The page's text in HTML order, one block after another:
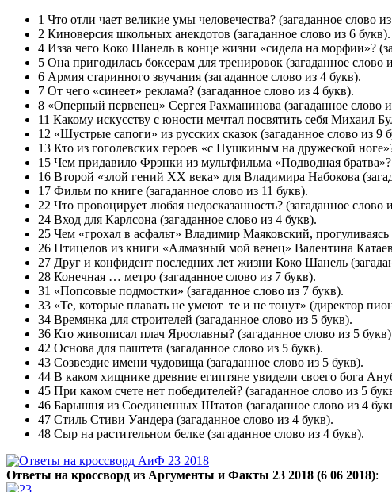
1 Что отли­ чает великие умы человечества? (загаданное слово
2 Киноверсия школьных анекдотов (загаданное слово из 6 букв).
4 Из­за чего Коко Шанель в конце жизни «сидела на морфии»?
5 Она пригодилась боксерам для тренировок (загаданное слово
6 Армия старинного звучания (загаданное слово из 4 букв).
7 От чего «синеет» реклама? (загаданное слово из 4 букв).
8 «Оперный первенец» Сергея Рахманинова (загаданное слово
11 Какому искусству с юности мечтал посвятить себя Михаил
12 «Шустрые сапоги» из русских сказок (загаданное слово из 9
13 Кто из гоголевских героев «с Пушкиным на дружеской
15 Чем придавило Фрэнки из мультфильма «Подводная братва»?
16 Второй «злой гений XX века» для Владимира Набокова
17 Фильм по книге (загаданное слово из 11 букв).
22 Что провоцирует любая недосказанность? (загаданное слово
24 Вход для Карлсона (загаданное слово из 4 букв).
25 Чем «грохал в асфальт» Владимир Маяковский,
26 Птицелов из книги «Алмазный мой венец» Валентина
27 Друг и конфидент последних лет жизни Коко Шанель
28 Конечная … метро (загаданное слово из 7 букв).
31 «Попсовые подмостки» (загаданное слово из 7 букв).
33 «Те, которые плавать не умеют ­ те и не тонут» (директор
34 Времянка для строителей (загаданное слово из 5 букв).
36 Кто живописал плач Ярославны? (загаданное слово из 5
42 Основа для паштета (загаданное слово из 5 букв).
43 Созвездие имени чудовища (загаданное слово из 5 букв).
44 В каком хищнике древние египтяне увидели своего бога
45 При каком счете нет победителей? (загаданное слово из 5
46 Барышня из Соединенных Штатов (загаданное слово из 4
47 Стиль Стиви Уандера (загаданное слово из 4 букв).
48 Сыр на растительном белке (загаданное слово из 4 букв).
Ответы на кроссворд из Аргументы и Факты 23 2018 (6 06 2018):